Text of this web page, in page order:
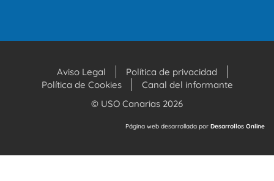
Aviso Legal
Política de privacidad
Política de Cookies
Canal del informante
© USO Canarias 2026
Página web desarrollada por Desarrollos Online